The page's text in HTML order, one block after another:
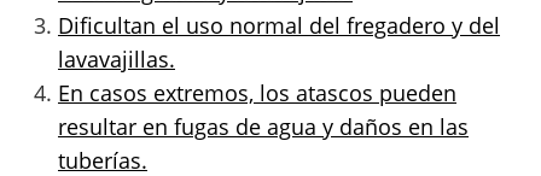
Dificultan el uso normal del fregadero y del
lavavajillas.
En casos extremos, los atascos pueden
resultar en fugas de agua y daños en las
tuberías.